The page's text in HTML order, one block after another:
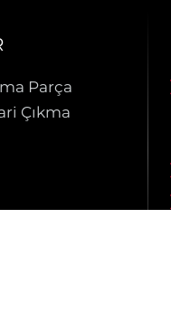
Parça
Çıkma